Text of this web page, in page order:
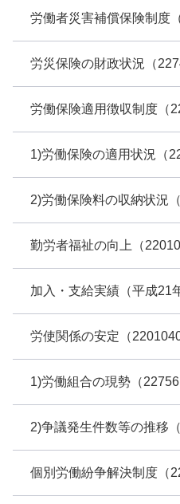
労働者災害補償保険制度
労災保険の財政状況（
労働保険適用徴収制度（
1)労働保険の適用状況（
2)労働保険料の収納状況
勤労者福祉の向上（
加入・支給実績（平成21
労使関係の安定（
1)労働組合の現勢（
2)争議発生件数等の推移
個別労働紛争解決制度（